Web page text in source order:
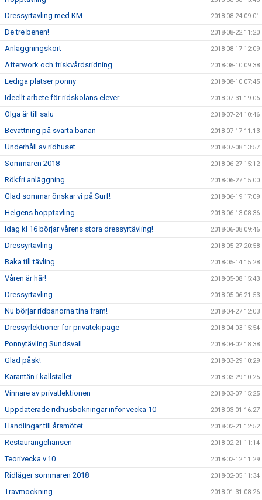
Dressyrtävling med KM 2018-08-24 09:01
De tre benen! 2018-08-22 11:20
Anläggningskort 2018-08-17 12:09
Afterwork och friskvårdsridning 2018-08-10 09:38
Lediga platser ponny 2018-08-10 07:45
Ideellt arbete för ridskolans elever 2018-07-31 19:06
Olga är till salu 2018-07-24 10:46
Bevattning på svarta banan 2018-07-17 11:13
Underhåll av ridhuset 2018-07-08 13:57
Sommaren 2018 2018-06-27 15:12
Rökfri anläggning 2018-06-27 15:00
Glad sommar önskar vi på Surf! 2018-06-19 17:09
Helgens hopptävling 2018-06-13 08:36
Idag kl 16 börjar vårens stora dressyrtävling! 2018-06-08 09:46
Dressyrtävling 2018-05-27 20:58
Baka till tävling 2018-05-14 15:28
Våren är här! 2018-05-08 15:43
Dressyrtävling 2018-05-06 21:53
Nu börjar ridbanorna tina fram! 2018-04-27 12:03
Dressyrlektioner för privatekipage 2018-04-03 15:54
Ponnytävling Sundsvall 2018-04-02 18:38
Glad påsk! 2018-03-29 10:29
Karantän i kallstallet 2018-03-29 10:25
Vinnare av privatlektionen 2018-03-07 15:25
Uppdaterade ridhusbokningar inför vecka 10 2018-03-01 16:27
Handlingar till årsmötet 2018-02-21 12:52
Restaurangchansen 2018-02-21 11:14
Teorivecka v.10 2018-02-12 11:29
Ridläger sommaren 2018 2018-02-05 11:34
Travmockning 2018-01-31 08:26